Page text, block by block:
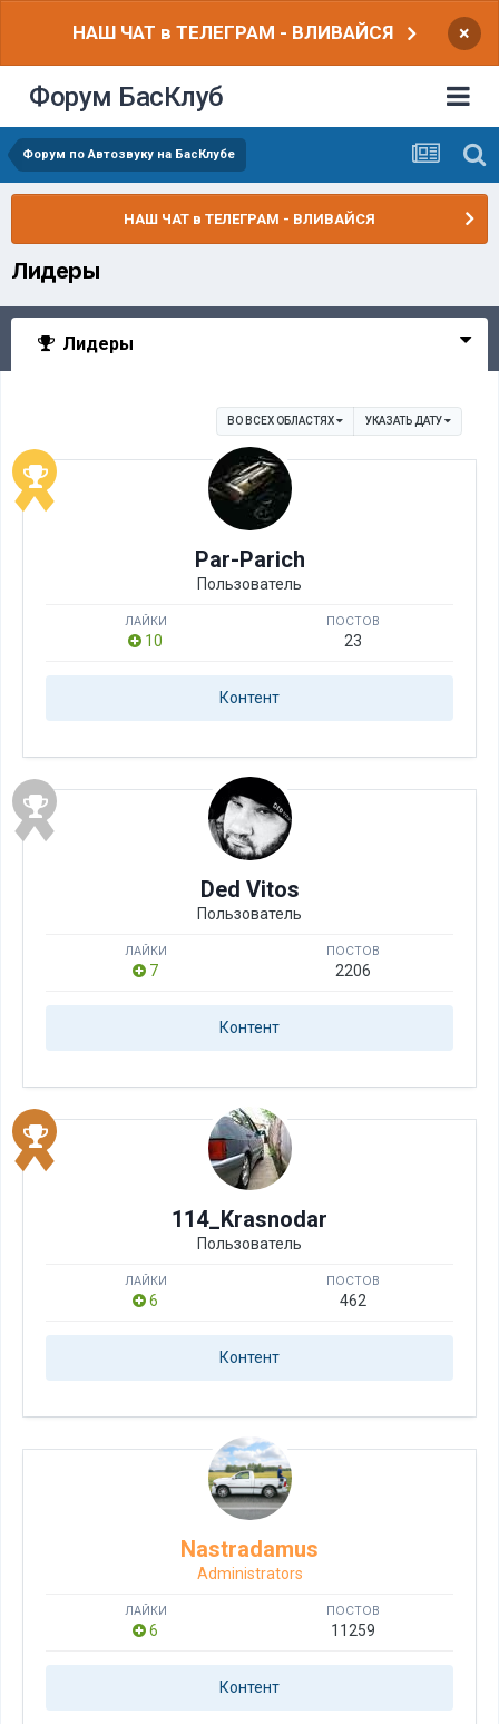
НАШ ЧАТ в ТЕЛЕГРАМ - ВЛИВАЙСЯ ×
Форум БасКлуб
Форум по Автозвуку на БасКлубе
НАШ ЧАТ в ТЕЛЕГРАМ - ВЛИВАЙСЯ
Лидеры
Лидеры
ВО ВСЕХ ОБЛАСТЯХ УКАЗАТЬ ДАТУ
Par-Parich
Пользователь
ЛАЙКИ
10
ПОСТОВ
23
Контент
Ded Vitos
Пользователь
ЛАЙКИ
7
ПОСТОВ
2206
Контент
114_Krasnodar
Пользователь
ЛАЙКИ
6
ПОСТОВ
462
Контент
Nastradamus
Administrators
ЛАЙКИ
6
ПОСТОВ
11259
Контент